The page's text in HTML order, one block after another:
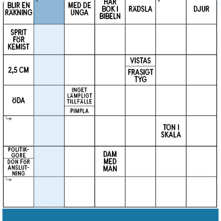
våkenhus
, ännu Weste 1807 (som dock föredrager
formenvapenhus), svenska dialektvåken-,vaken-,
vång-
= norska
wâpenhûs, fornhögtyska
wâfanhûs
wǽpenhús, förhus i kyrka,
egentligen: rum där vapnen avlades före inträdet i
kyrkan. — Avledning: väpna, fornsvenska
kn-)= fornisländska o. fornnorskavǽpna(jämte
wâpenen
osv.; vartill väpnare, nu bl. som hist. term,
fornsvenska
, väpnad man, vapensven,
väpnare eller knape (tillhörande adelns lägre klass